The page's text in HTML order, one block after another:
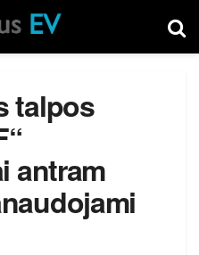
talpos
antram